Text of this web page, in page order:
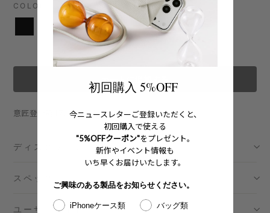
COLOR - Taupe
カートに追加する
意匠登録第1704740号
ディスクリプション
スペック
ユーザーガイド
初回購入 5%OFF
今ニュースレターご登録いただくと、
初回購入で使える
"5%OFFクーポン"をプレゼント。
新作やイベント情報も
いち早くお届けいたします。
ご興味のある製品をお知らせください。
iPhoneケース類 バッグ類